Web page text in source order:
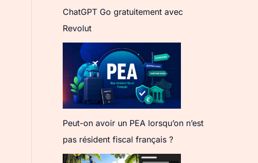
ChatGPT Go gratuitement avec
Revolut
Peut-on avoir un PEA lorsqu’on n’est
pas résident fiscal français ?